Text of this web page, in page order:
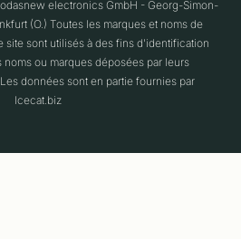
electronics GmbH - Georg-Simon-
(O.) Toutes les marques et noms de
site sont utilisés à des fins d'identification
noms ou marques déposées par leurs
données sont en partie fournies par
Icecat.biz